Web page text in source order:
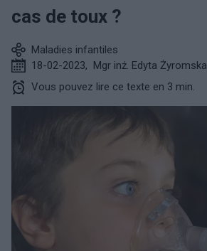
cas de toux ?
Maladies infantiles
18-02-2023, Mgr inż. Edyta Żyromska
Vous pouvez lire ce texte en 3 min.